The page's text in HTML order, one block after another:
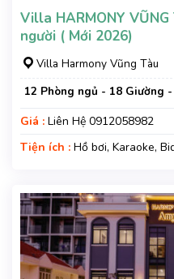
Villa HARMONY
người ( Mới 2026)
Villa Harmony Vũng Tàu
12 Phòng ngủ - 18 Giường
Giá : Liên Hệ 0912058982
Tiện ích : Hồ bơi, Karaoke,